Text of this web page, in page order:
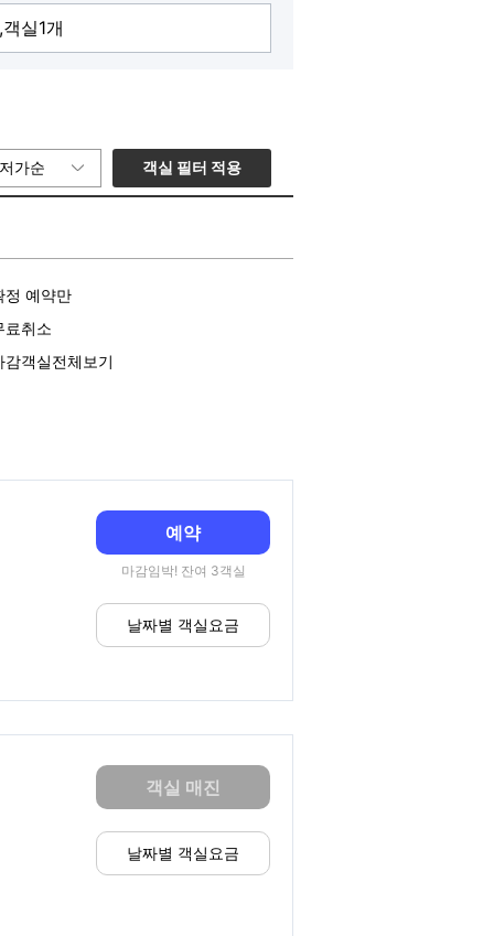
가순 객실 필터 적용
정 예약만
료취소
감객실전체보기
예약
마감임박! 잔여 3객실
날짜별 객실요금
객실 매진
날짜별 객실요금